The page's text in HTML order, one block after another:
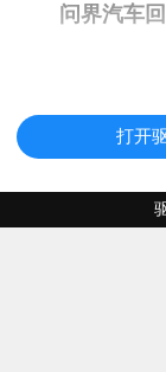
问界汽车
打开